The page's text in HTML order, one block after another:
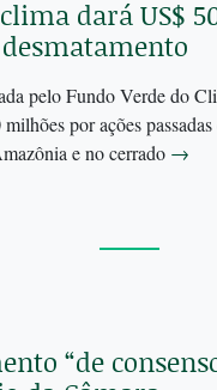
dará US$
pelo Fundo Verde do
por ações
e no cerrado →
“de